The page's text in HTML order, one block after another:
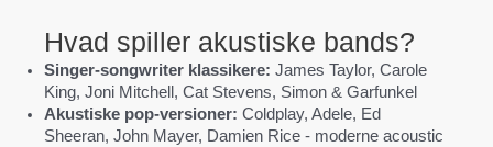
Hvad spiller akustiske bands?
Singer-songwriter klassikere: James Taylor, Carole
King, Joni Mitchell, Cat Stevens, Simon & Garfunkel
Akustiske pop-versioner: Coldplay, Adele, Ed
Sheeran, John Mayer, Damien Rice - moderne acoustic